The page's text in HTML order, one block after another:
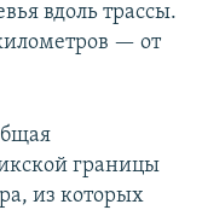
вдоль трассы.
— от
границы
из которых